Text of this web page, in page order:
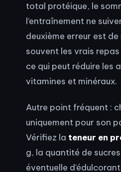
total protéique, le
l’entraînement ne
deuxième erreur est
souvent les vrais
ce qui peut réduire les
vitamines et minéraux.
Autre point fréquent :
uniquement pour son
Vérifiez la teneur en
g, la quantité de
éventuelle